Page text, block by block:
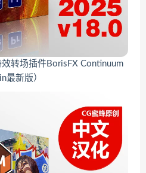
转场插件BorisFX Continuum
最新版）